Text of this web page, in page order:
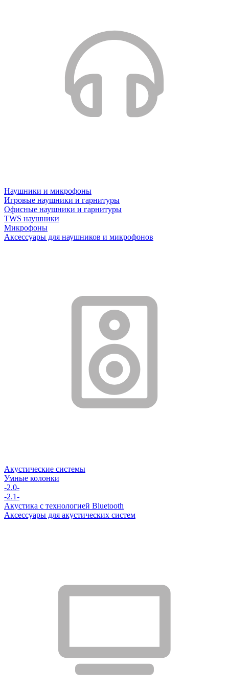
Наушники и микрофоны
Игровые наушники и гарнитуры
Офисные наушники и гарнитуры
TWS наушники
Микрофоны
Аксессуары для наушников и микрофонов
Акустические системы
Умные колонки
-2.0-
-2.1-
Акустика с технологией Bluetooth
Аксессуары для акустических систем